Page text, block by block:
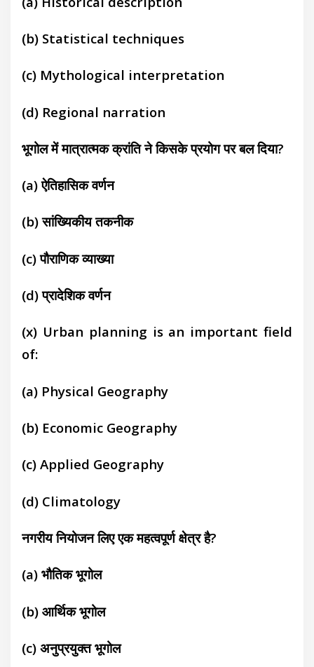
(b) Statistical techniques
(c) Mythological interpretation
(d) Regional narration
भूगोल में मात्रात्मक क्रांति ने किसके प्रयोग पर बल दिया?
(a) ऐतिहासिक वर्णन
(b) सांख्यिकीय तकनीक
(c) पौराणिक व्याख्या
(d) प्रादेशिक वर्णन
(x) Urban planning is an important field
of:
(a) Physical Geography
(b) Economic Geography
(c)Applied Geography
(d) Climatology
नगरीय नियोजन लिए एक महत्वपूर्ण क्षेत्र है?
(a) भौतिक भूगोल
(b) आर्थिक भूगोल
(c) अनुप्रयुक्त भूगोल